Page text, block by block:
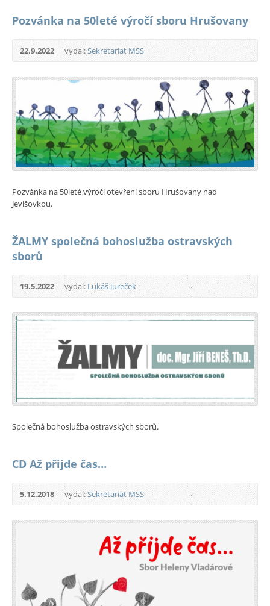
Pozvánka na 50leté výročí sboru Hrušovany
22.9.2022 vydal:Sekretariat MSS
Pozvánka na 50leté výročí otevření sboru Hrušovany nad
Jevišovkou.
ŽALMY společná bohoslužba ostravských
sborů
19.5.2022 vydal: Lukáš Jureček
Společná bohoslužba ostravských sborů.
CD Až přijde čas…
5.12.2018 vydal:Sekretariat MSS